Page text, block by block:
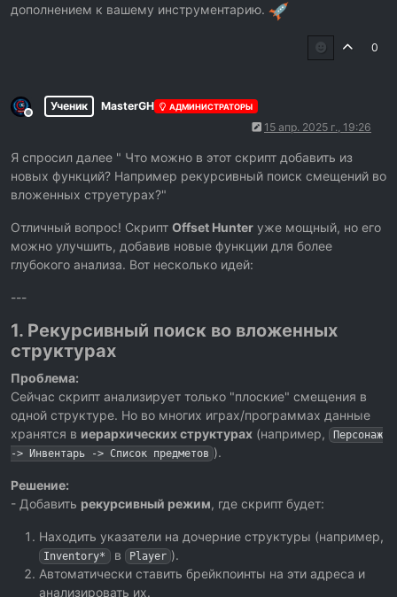
дополнением к вашему инструментарию.
0
Не в сети
Ученик MasterGH АДМИНИСТРАТОРЫ
15 апр. 2025 г., 19:26
Я спросил далее " Что можно в этот скрипт добавить из
новых функций? Например рекурсивный поиск смещений во
вложенных струетурах?"
Отличный вопрос! Скрипт Offset Hunter уже мощный, но его
можно улучшить, добавив новые функции для более
глубокого анализа. Вот несколько идей:
---
1. Рекурсивный поиск во вложенных
структурах
Проблема:
Сейчас скрипт анализирует только "плоские" смещения в
одной структуре. Но во многих играх/программах данные
хранятся в иерархических структурах (например,
Персонаж
-> Инвентарь -> Список предметов ).
Решение:
- Добавить рекурсивный режим, где скрипт будет:
Находить указатели на дочерние структуры (например,
Inventory* в Player ).
Автоматически ставить брейкпоинты на эти адреса и
анализировать их.